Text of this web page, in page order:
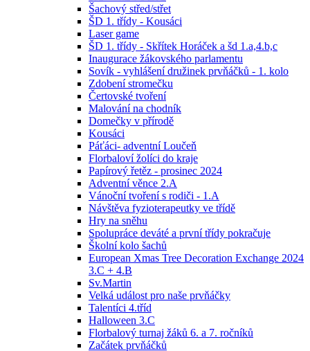
Šachový střed/střet
ŠD 1. třídy - Kousáci
Laser game
ŠD 1. třídy - Skřítek Horáček a šd 1.a,4.b,c
Inaugurace žákovského parlamentu
Sovík - vyhlášení družinek prvňáčků - 1. kolo
Zdobení stromečku
Čertovské tvoření
Malování na chodník
Domečky v přírodě
Kousáci
Páťáci- adventní Loučeň
Florbaloví žolíci do kraje
Papírový řetěz - prosinec 2024
Adventní věnce 2.A
Vánoční tvoření s rodiči - 1.A
Návštěva fyzioterapeutky ve třídě
Hry na sněhu
Spolupráce deváté a první třídy pokračuje
Školní kolo šachů
European Xmas Tree Decoration Exchange 2024
3.C + 4.B
Sv.Martin
Velká událost pro naše prvňáčky
Talentíci 4.tříd
Halloween 3.C
Florbalový turnaj žáků 6. a 7. ročníků
Začátek prvňáčků